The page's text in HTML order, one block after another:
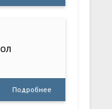
Подробнее